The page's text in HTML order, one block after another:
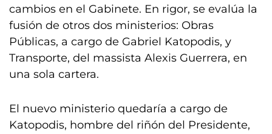
cambios en el Gabinete. En rigor, se evalúa la
fusión de otros dos ministerios: Obras
Públicas, a cargo de Gabriel Katopodis, y
Transporte, del massista Alexis Guerrera, en
una sola cartera.
El nuevo ministerio quedaría a cargo de
Katopodis, hombre del riñón del Presidente,